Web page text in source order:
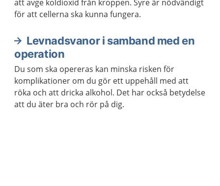
att avge koldioxid från kroppen. Syre är nödvändigt
för att cellerna ska kunna fungera.
Levnadsvanor i samband med en
operation
Du som ska opereras kan minska risken för
komplikationer om du gör ett uppehåll med att
röka och att dricka alkohol. Det har också betydelse
att du äter bra och rör på dig.